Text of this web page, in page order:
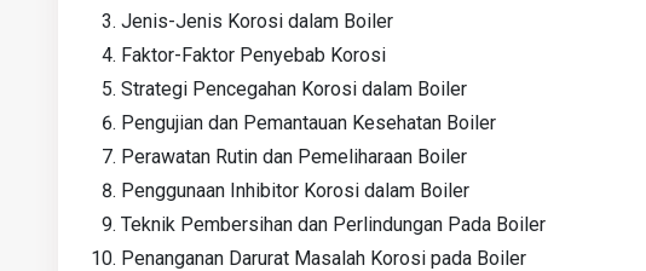
Jenis-Jenis Korosi dalam Boiler
Faktor-Faktor Penyebab Korosi
Strategi Pencegahan Korosi dalam Boiler
Pengujian dan Pemantauan Kesehatan Boiler
Perawatan Rutin dan Pemeliharaan Boiler
Penggunaan Inhibitor Korosi dalam Boiler
Teknik Pembersihan dan Perlindungan Pada Boiler
Penanganan Darurat Masalah Korosi pada Boiler